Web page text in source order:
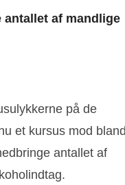
af mandlige
på de
et kursus mod
antallet af